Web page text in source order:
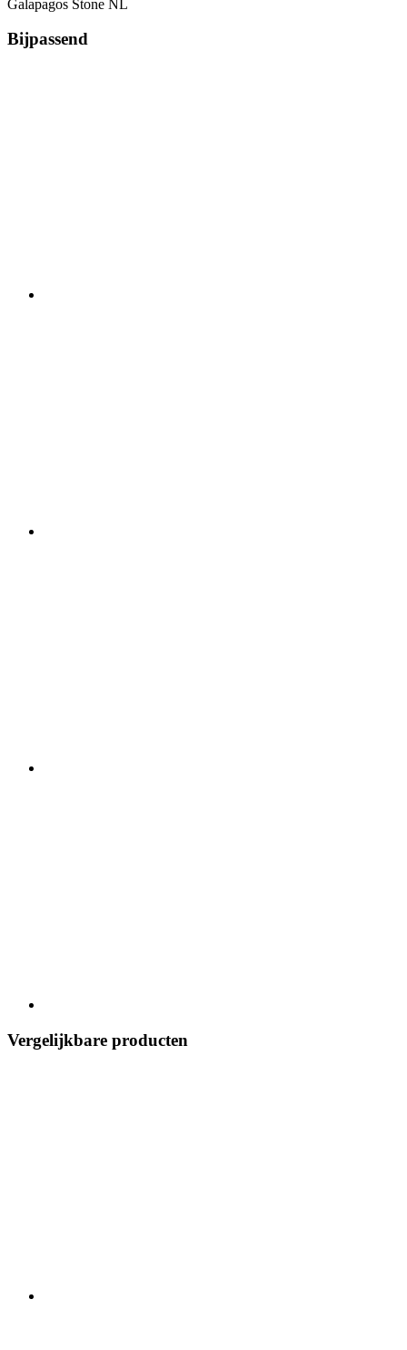
Galapagos Stone NL
Bijpassend
Vergelijkbare producten